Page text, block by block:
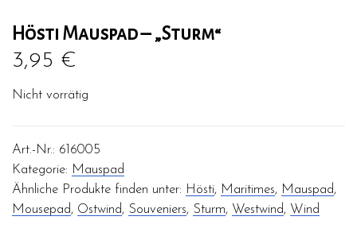
Hösti Mauspad – „Sturm“
3,95 €
Nicht vorrätig
Art.-Nr.: 616005
Kategorie: Mauspad
Ähnliche Produkte finden unter: Hösti, Maritimes, Mauspad,
Mousepad, Ostwind, Souveniers, Sturm, Westwind, Wind